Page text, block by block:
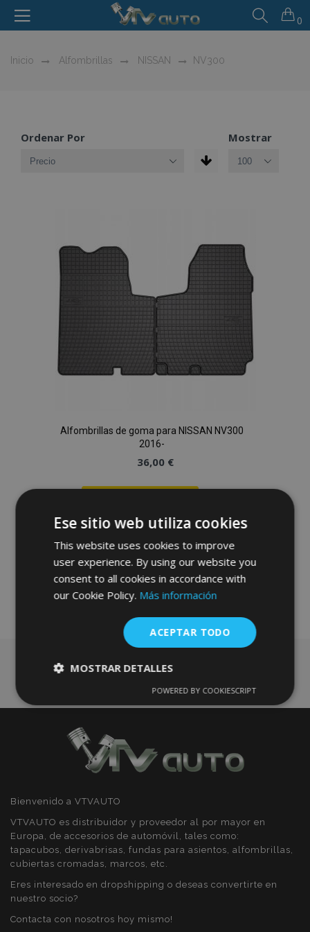
0
Inicio Alfombrillas NISSAN NV300
Ordenar Por Mostrar
Alfombrillas de goma para NISSAN NV300
2016-
36,00 €
Añadir
a la
Lista
Deseos
Bienvenido a VTVAUTO
VTVAUTO es distribuidor y proveedor al por mayor en
Europa, de accesorios de automóvil, tales como:
tapacubos, derivabrisas, fundas para asientos, alfombrillas,
cubiertas cromadas, marcos, etc.
Eres interesado en dropshipping o deseas convertirte en
nuestro socio?
Contacta con nosotros hoy mismo!
Ese sitio web utiliza cookies
This website uses cookies to improve
user experience. By using our website you
consent to all cookies in accordance with
our Cookie Policy. Más información
ACEPTAR TODO
MOSTRAR DETALLES
estrictamente
Cookies de
rendimiento
Cookies de
Cookies de
Cookies estrictamente necesarias
Cookies de preferencias
POWERED BY COOKIESCRIPT